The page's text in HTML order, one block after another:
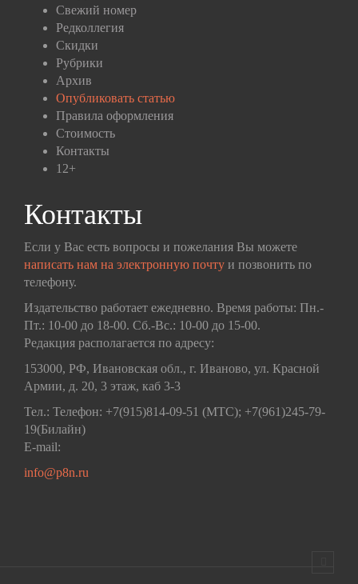
Свежий номер
Редколлегия
Скидки
Рубрики
Архив
Опубликовать статью
Правила оформления
Стоимость
Контакты
12+
Контакты
Если у Вас есть вопросы и пожелания Вы можете
написать нам на электронную почту и позвонить по
телефону.
Издательство работает ежедневно. Время работы: Пн.-
Пт.: 10-00 до 18-00. Сб.-Вс.: 10-00 до 15-00.
Редакция располагается по адресу:
153000, РФ, Ивановская обл., г. Иваново, ул. Красной
Армии, д. 20, 3 этаж, каб 3-3
Тел.: Телефон: +7(915)814-09-51 (МТС); +7(961)245-79-
19(Билайн)
E-mail:
info@p8n.ru